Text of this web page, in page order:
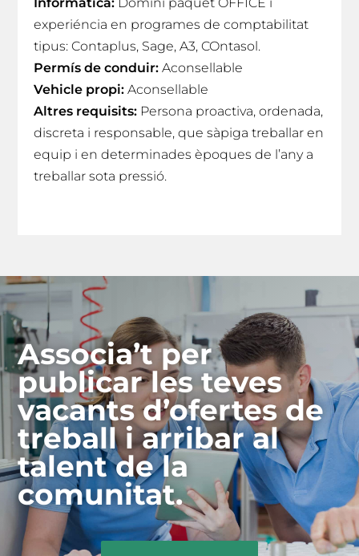
Informàtica: Domini paquet OFFICE i
experiéncia en programes de comptabilitat
tipus: Contaplus, Sage, A3, COntasol.
Permís de conduir: Aconsellable
Vehicle propi: Aconsellable
Altres requisits: Persona proactiva, ordenada,
discreta i responsable, que sàpiga treballar en
equip i en determinades èpoques de l’any a
treballar sota pressió.
Associa’t per
publicar les teves
vacants d’ofertes de
treball i arribar al
talent de la
comunitat.